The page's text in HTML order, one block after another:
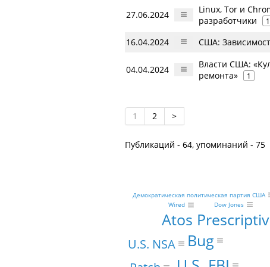
27.06.2024
Linux, Tor и
разработчики
1
16.04.2024 США:
04.04.2024
Власти США:
ремонта»
1
1 2 >
Публикаций - 64, упоминаний - 75
Atos
Bug
U.S. NSA
Демократическая политическая партия США
Dow Jones
Wired